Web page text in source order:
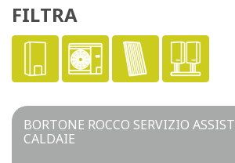
FILTRA
BORTONE ROCCO SERVIZIO
CALDAIE